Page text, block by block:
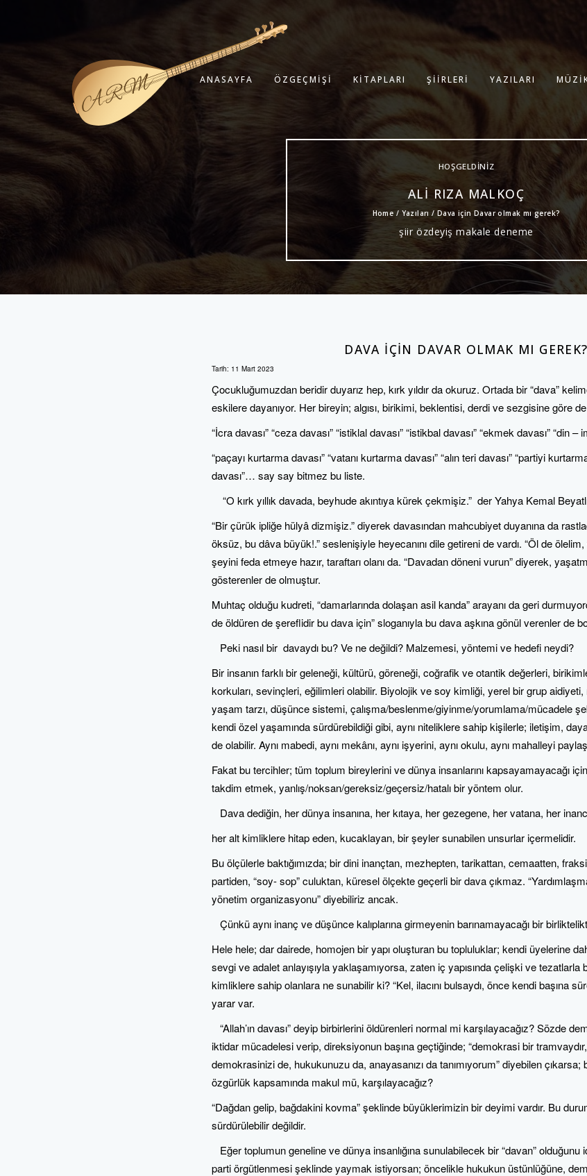
ANASAYFA ÖZGEÇMIŞI KITAPLARI ŞIIRLERI YAZILARI
HOŞGELDINIZ
ALI RIZA MALKOÇ
Home / Yazıları / Dava için Davar olmak mı gerek?
şiir özdeyiş makale deneme
DAVA IÇIN DAVAR OLMAK MI GEREK?
Tarih: 11 Mart 2023
Çocukluğumuzdan beridir duyarız hep, kırk yıldır da okuruz. Ortada bir “dava”
eskilere dayanıyor. Her bireyin; algısı, birikimi, beklentisi, derdi ve sezgisine göre
“İcra davası” “ceza davası” “istiklal davası” “istikbal davası” “ekmek davası” “din –
“paçayı kurtarma davası” “vatanı kurtarma davası” “alın teri davası” “partiyi
davası”… say say bitmez bu liste.
“O kırk yıllık davada, beyhude akıntıya kürek çekmişiz.” der Yahya Kemal
“Bir çürük ipliğe hülyâ dizmişiz.” diyerek davasından mahcubiyet duyanına da
öksüz, bu dâva büyük!.” seslenişiyle heyecanını dile getireni de vardı. “Öl de
şeyini feda etmeye hazır, taraftarı olanı da. “Davadan döneni vurun” diyerek,
gösterenler de olmuştur.
Muhtaç olduğu kudreti, “damarlarında dolaşan asil kanda” arayanı da geri
de öldüren de şereflidir bu dava için” sloganıyla bu dava aşkına gönül verenler de
Peki nasıl bir davaydı bu? Ve ne değildi? Malzemesi, yöntemi ve hedefi neydi?
Bir insanın farklı bir geleneği, kültürü, göreneği, coğrafik ve otantik değerleri,
korkuları, sevinçleri, eğilimleri olabilir. Biyolojik ve soy kimliği, yerel bir grup
yaşam tarzı, düşünce sistemi, çalışma/beslenme/giyinme/yorumlama/mücadele
kendi özel yaşamında sürdürebildiği gibi, aynı niteliklere sahip kişilerle; iletişim,
de olabilir. Aynı mabedi, aynı mekânı, aynı işyerini, aynı okulu, aynı mahalleyi
Fakat bu tercihler; tüm toplum bireylerini ve dünya insanlarını kapsayamayacağı
takdim etmek, yanlış/noksan/gereksiz/geçersiz/hatalı bir yöntem olur.
Dava dediğin, her dünya insanına, her kıtaya, her gezegene, her vatana, her
her alt kimliklere hitap eden, kucaklayan, bir şeyler sunabilen unsurlar içermelidir.
Bu ölçülerle baktığımızda; bir dini inançtan, mezhepten, tarikattan, cemaatten,
partiden, “soy- sop” culuktan, küresel ölçekte geçerli bir dava çıkmaz.
yönetim organizasyonu” diyebiliriz ancak.
Çünkü aynı inanç ve düşünce kalıplarına girmeyenin barınamayacağı bir
Hele hele; dar dairede, homojen bir yapı oluşturan bu topluluklar; kendi üyelerine
sevgi ve adalet anlayışıyla yaklaşamıyorsa, zaten iç yapısında çelişki ve tezatlarla
kimliklere sahip olanlara ne sunabilir ki? “Kel, ilacını bulsaydı, önce kendi başına
yarar var.
“Allah’ın davası” deyip birbirlerini öldürenleri normal mi karşılayacağız? Sözde
iktidar mücadelesi verip, direksiyonun başına geçtiğinde; “demokrasi bir tramvaydır,
demokrasinizi de, hukukunuzu da, anayasanızı da tanımıyorum” diyebilen
özgürlük kapsamında makul mü, karşılayacağız?
“Dağdan gelip, bağdakini kovma” şeklinde büyüklerimizin bir deyimi vardır. Bu
sürdürülebilir değildir.
Eğer toplumun geneline ve dünya insanlığına sunulabilecek bir “davan”
parti örgütlenmesi şeklinde yaymak istiyorsan; öncelikle hukukun üstünlüğüne,